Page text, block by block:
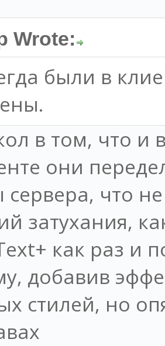
Wrote:
были в
в том, что и
они
сервера, что
затухания,
как раз и
добавив
стилей, но